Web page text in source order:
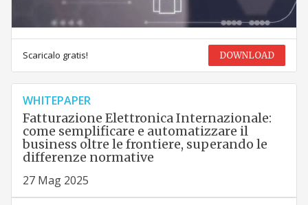
Scaricalo gratis! DOWNLOAD
WHITEPAPER
Fatturazione Elettronica Internazionale:
come semplificare e automatizzare il
business oltre le frontiere, superando le
differenze normative
27 Mag 2025